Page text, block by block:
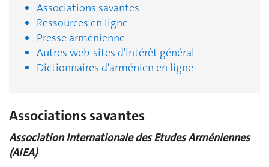
Associations savantes
Ressources en ligne
Presse arménienne
Autres web-sites d'intérêt général
Dictionnaires d'arménien en ligne
Associations savantes
Association Internationale des Etudes Arméniennes
(AIEA)